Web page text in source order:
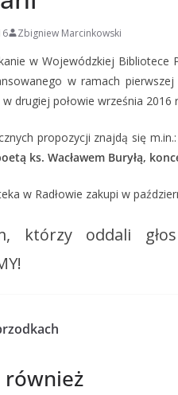
Zbigniew Marcinkowski
w Wojewódzkiej Bibliotece
w ramach
drugiej połowie września 2016
propozycji znajdą się
ks. Wacławem Buryłą,
w Radłowie zakupi w
którzy oddali
również